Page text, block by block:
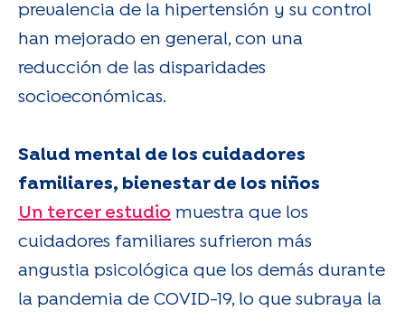
prevalencia de la hipertensión y su control
han mejorado en general, con una
reducción de las disparidades
socioeconómicas.
Salud mental de los cuidadores
familiares, bienestar de los niños
Un tercer estudio muestra que los
cuidadores familiares sufrieron más
angustia psicológica que los demás durante
la pandemia de COVID-19, lo que subraya la